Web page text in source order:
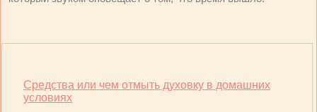
Средства или чем отмыть духовку в домашних
условиях